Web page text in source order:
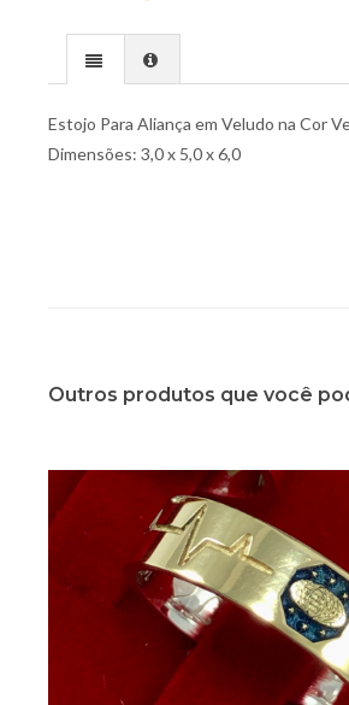
Estojo Para Aliança em Veludo na Cor
Dimensões: 3,0 x 5,0 x 6,0
Outros produtos que você